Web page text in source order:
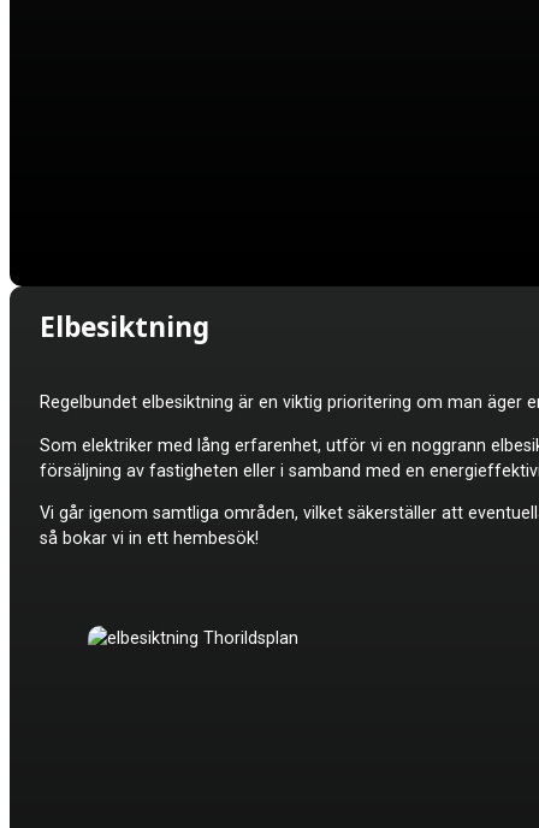
Elbesiktning
Regelbundet elbesiktning är en viktig prioritering om man
Som elektriker med lång erfarenhet, utför vi en noggrann
försäljning av fastigheten eller i samband med en
Vi går igenom samtliga områden, vilket säkerställer att
så bokar vi in ett hembesök!